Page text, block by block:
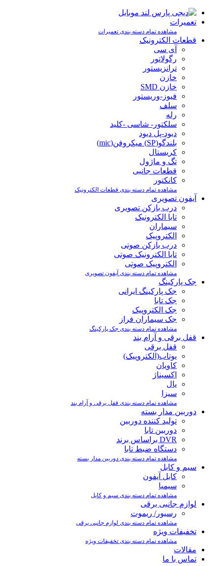
تعمیرات
مشاهده تمام دسته بندی تعمیرات
قطعات الکترونیک
آی سی
رگولاتور
ترانزیستور
خازن
خازن SMD
فیوز-وریستور
سلف
رله
سلکتور- شاسی -کلید
دیود-پل دیود
بلندگو(SP) میکروفن(mic)
کریستال
تگ و ماژول
قطعات جانبی
کانکتور
مشاهده تمام دسته بندی قطعات الکترونیک
آیفون تصویری
درب بازکن تصویری
تابا الکترونیک
سیماران
الکتروپیک
درب بازکن صوتی
تابا الکترونیک صوتی
الکتروپیک صوتی
مشاهده تمام دسته بندی آیفون تصویری
جک پارکینگ
جک پارکینگ ایرانی
جک تابا
جک الکتروپیک
جک سیماران فراز
مشاهده تمام دسته بندی جک پارکینگ
قفل برقی و آرام بند
قفل برقی
یوتاب(الکتروپیک)
کاویان
اکسیناژ
یال
سیزا
مشاهده تمام دسته بندی قفل برقی و آرام بند
دوربین مدار بسته
تولید کننده دوربین
دوربین تابا
DVR براساس برند
دستگاه ضبط تابا
مشاهده تمام دسته بندی دوربین مدار بسته
سیم و کابل
کابل آیفون
سیمیا
مشاهده تمام دسته بندی سیم و کابل
لوازم جانبی برقی
رسیور/ ریموت
مشاهده تمام دسته بندی لوازم جانبی برقی
تخفیفات ویژه
مشاهده تمام دسته بندی تخفیفات ویژه
مقالات
تماس با ما